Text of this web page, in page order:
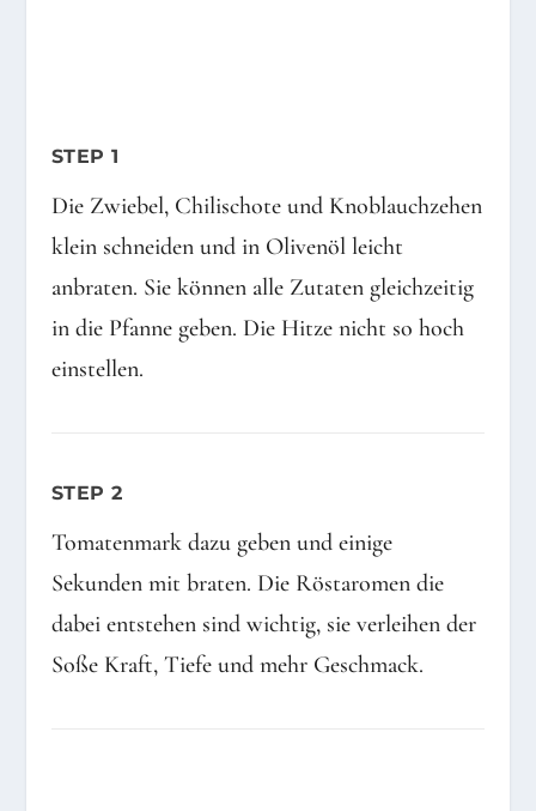
STEP 1
Die Zwiebel, Chilischote und Knoblauchzehen
klein schneiden und in Olivenöl leicht
anbraten. Sie können alle Zutaten gleichzeitig
in die Pfanne geben. Die Hitze nicht so hoch
einstellen.
STEP 2
Tomatenmark dazu geben und einige
Sekunden mit braten. Die Röstaromen die
dabei entstehen sind wichtig, sie verleihen der
Soße Kraft, Tiefe und mehr Geschmack.